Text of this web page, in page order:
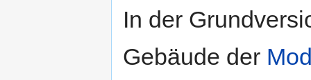
In der
Gebäude der